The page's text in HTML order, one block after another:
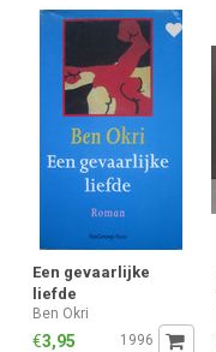
Een gevaarlijke
liefde
Ben Okri
€3,95 1996